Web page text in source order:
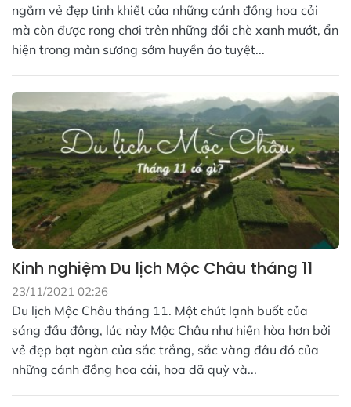
ngắm vẻ đẹp tinh khiết của những cánh đồng hoa cải
mà còn được rong chơi trên những đồi chè xanh mướt, ẩn
hiện trong màn sương sớm huyền ảo tuyệt...
Kinh nghiệm Du lịch Mộc Châu tháng 11
23/11/2021 02:26
Du lịch Mộc Châu tháng 11. Một chút lạnh buốt của
sáng đầu đông, lúc này Mộc Châu như hiền hòa hơn bởi
vẻ đẹp bạt ngàn của sắc trắng, sắc vàng đâu đó của
những cánh đồng hoa cải, hoa dã quỳ và...